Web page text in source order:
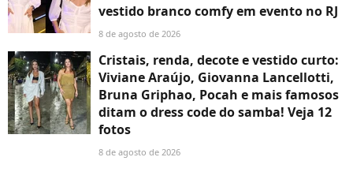
vestido branco comfy em evento no RJ
8 de agosto de 2026
Cristais, renda, decote e vestido curto:
Viviane Araújo, Giovanna Lancellotti,
Bruna Griphao, Pocah e mais famosos
ditam o dress code do samba! Veja 12
fotos
8 de agosto de 2026